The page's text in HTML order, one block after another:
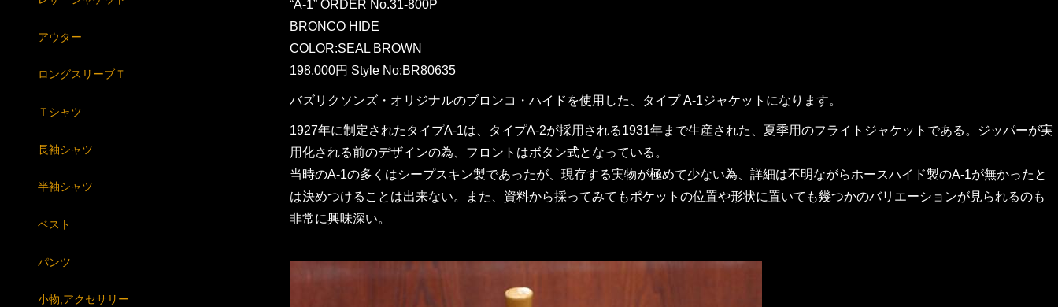
“A-1” ORDER No.31-800P
BRONCO HIDE
COLOR:SEAL BROWN
198,000円 Style No:BR80635
バズリクソンズ・オリジナルのブロンコ・ハイドを使用した、タイプ A-1ジャケットになります。
1927年に制定されたタイプA-1は、タイプA-2が採用される1931年まで生産された、夏季用のフライトジャケットである。ジッパーが実
用化される前のデザインの為、フロントはボタン式となっている。
当時のA-1の多くはシープスキン製であったが、現存する実物が極めて少ない為、詳細は不明ながらホースハイド製のA-1が無かったと
は決めつけることは出来ない。また、資料から採ってみてもポケットの位置や形状に置いても幾つかのバリエーションが見られるのも
非常に興味深い。
アウター
ロングスリーブＴ
Ｔシャツ
長袖シャツ
半袖シャツ
ベスト
パンツ
小物,アクセサリー